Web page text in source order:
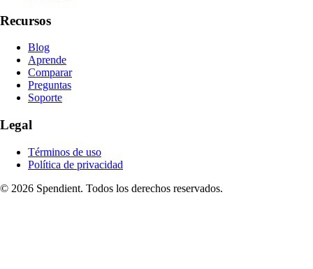
Recursos
Blog
Aprende
Comparar
Preguntas
Soporte
Legal
Términos de uso
Política de privacidad
© 2026 Spendient. Todos los derechos reservados.